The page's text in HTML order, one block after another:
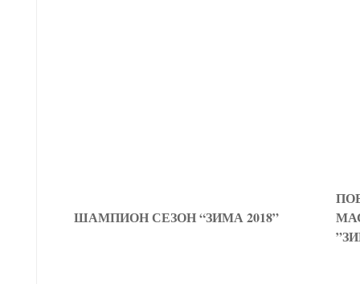
ШАМПИОН СЕЗОН “ЗИМА 2018”